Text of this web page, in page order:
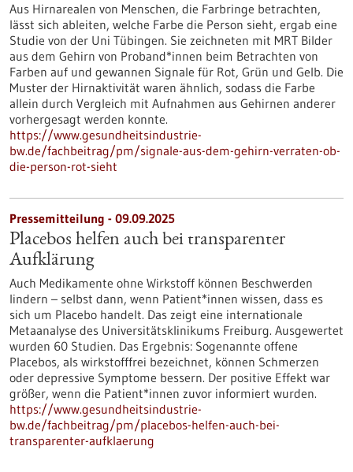
Aus Hirnarealen von Menschen, die Farbringe betrachten,
lässt sich ableiten, welche Farbe die Person sieht, ergab eine
Studie von der Uni Tübingen. Sie zeichneten mit MRT Bilder
aus dem Gehirn von Proband*innen beim Betrachten von
Farben auf und gewannen Signale für Rot, Grün und Gelb. Die
Muster der Hirnaktivität waren ähnlich, sodass die Farbe
allein durch Vergleich mit Aufnahmen aus Gehirnen anderer
vorhergesagt werden konnte.
https://www.gesundheitsindustrie-
bw.de/fachbeitrag/pm/signale-aus-dem-gehirn-verraten-ob-
die-person-rot-sieht
Pressemitteilung - 09.09.2025
Placebos helfen auch bei transparenter
Aufklärung
Auch Medikamente ohne Wirkstoff können Beschwerden
lindern – selbst dann, wenn Patient*innen wissen, dass es
sich um Placebo handelt. Das zeigt eine internationale
Metaanalyse des Universitätsklinikums Freiburg. Ausgewertet
wurden 60 Studien. Das Ergebnis: Sogenannte offene
Placebos, als wirkstofffrei bezeichnet, können Schmerzen
oder depressive Symptome bessern. Der positive Effekt war
größer, wenn die Patient*innen zuvor informiert wurden.
https://www.gesundheitsindustrie-
bw.de/fachbeitrag/pm/placebos-helfen-auch-bei-
transparenter-aufklaerung